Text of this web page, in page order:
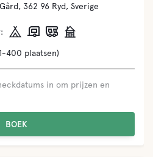
362 96 Ryd, Sverige
400 plaatsen)
in om prijzen en
BOEK